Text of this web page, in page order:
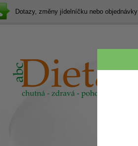
Dotazy, změny jídelníčku nebo objednávky